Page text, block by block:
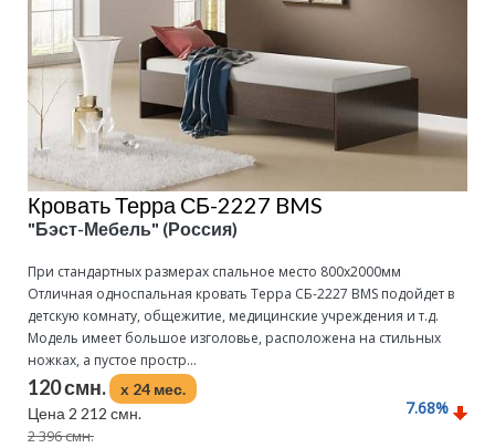
Кровать Терра СБ-2227 BMS
"Бэст-Мебель" (Россия)
При стандартных размерах спальное место 800х2000мм
Отличная односпальная кровать Терра СБ-2227 BMS подойдет в
детскую комнату, общежитие, медицинские учреждения и т.д.
Модель имеет большое изголовье, расположена на стильных
ножках, а пустое простр...
120 смн.
x 24 мес.
Цена 2 212 смн.
2 396 смн.
7.68%